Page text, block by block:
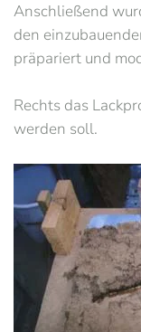
Anschließend
den
präpariert und
Rechts das
werden soll.